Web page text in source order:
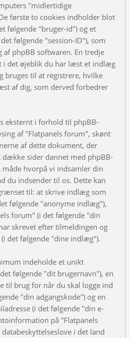
"midlertidige
første to cookies indholder blot
følgende "bruger-id") og et
følgende "session-ID"), som
phpBB softwaren. En tredje
i det øjeblik du har læst et indlæg
bruges til at registrere, hvilke
af dig, som derved forbedrer
eksternt i forhold til phpBB-
af "Flatpanels forum", skønt
af dette dokument, der
dække sider dannet med phpBB-
måde hvorpå vi indsamler din
du indsender til os. Dette kan
til: at skrive indlæg som
følgende "anonyme indlæg"),
forum" (i det følgende "din
skrevet efter tilmeldingen og
det følgende "dine indlæg").
indeholde et unikt
følgende "dit brugernavn"), en
til brug for når du skal logge ind
"din adgangskode") og en
(i det følgende "din e-
på "Flatpanels
i det land